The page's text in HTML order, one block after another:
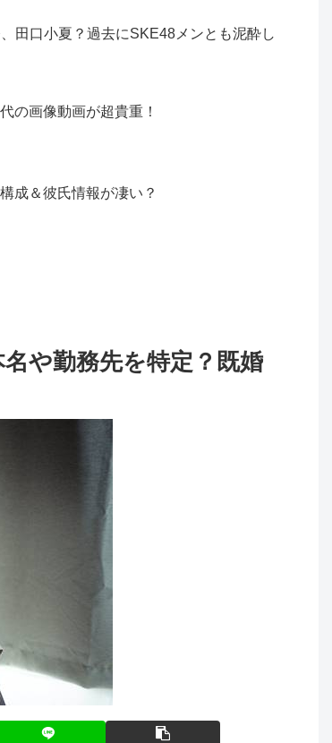
田口小夏？過去にSKE48メンとも泥酔し
の画像動画が超貴重！
成＆彼氏情報が凄い？
や勤務先を特定？既婚